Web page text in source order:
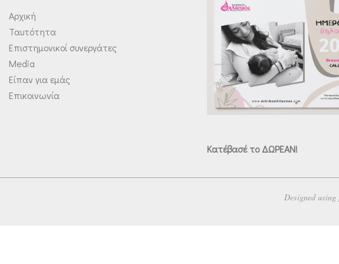
N
T
I
N
α
Αρχική
Ταυτότητα
Επιστημονικοί συνεργάτες
Media
Είπαν για εμάς
Επικοινωνία
Κατέβασέ το ΔΩΡΕΑΝ!
Designed using